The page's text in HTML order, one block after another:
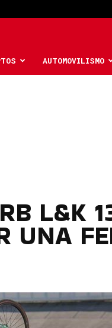
AUTOMOVILISMO
L&K
UNA